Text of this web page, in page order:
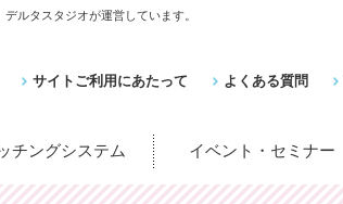
ルタスタジオが運営しています。
サイトご利用にあたって よくある質問
チングシステム イベント・セミナー